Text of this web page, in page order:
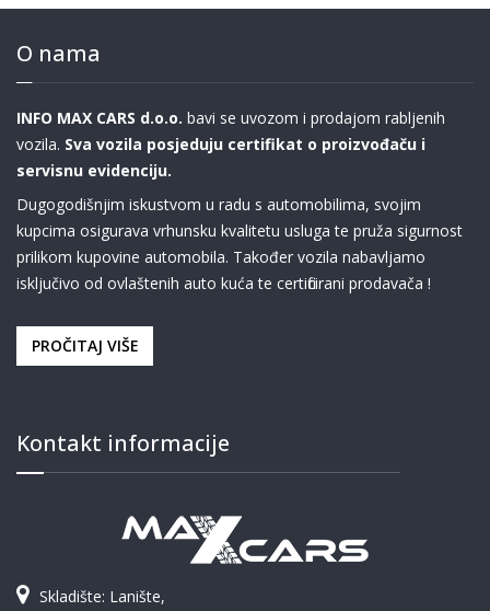
O nama
INFO MAX CARS d.o.o. bavi se uvozom i prodajom rabljenih
vozila. Sva vozila posjeduju certifikat o proizvođaču i
servisnu evidenciju.
Dugogodišnjim iskustvom u radu s automobilima, svojim
kupcima osigurava vrhunsku kvalitetu usluga te pruža sigurnost
prilikom kupovine automobila. Također vozila nabavljamo
isključivo od ovlaštenih auto kuća te certificirani prodavača !
PROČITAJ VIŠE
Kontakt informacije
Skladište: Lanište,